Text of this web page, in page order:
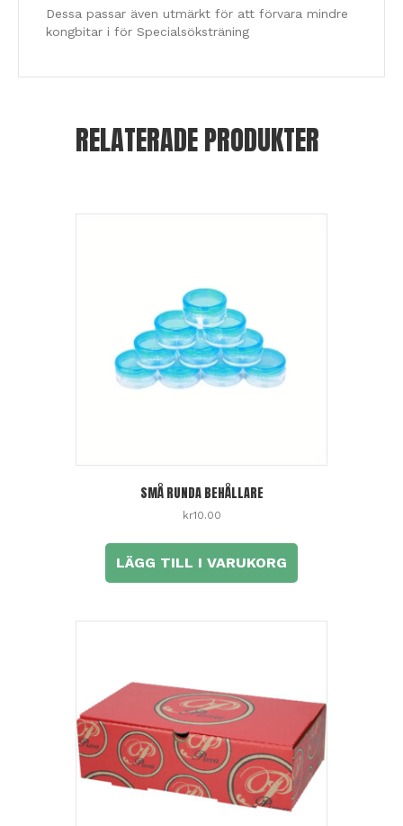
Dessa passar även utmärkt för att förvara mindre
kongbitar i för Specialsöksträning
RELATERADE PRODUKTER
SMÅ RUNDA BEHÅLLARE
kr10.00
LÄGG TILL I VARUKORG